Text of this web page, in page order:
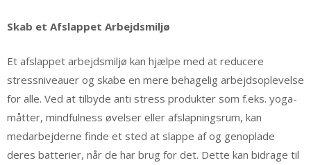
Skab et Afslappet Arbejdsmiljø
Et afslappet arbejdsmiljø kan hjælpe med at reducere
stressniveauer og skabe en mere behagelig arbejdsoplevelse
for alle. Ved at tilbyde anti stress produkter som f.eks. yoga-
måtter, mindfulness øvelser eller afslapningsrum, kan
medarbejderne finde et sted at slappe af og genoplade
deres batterier, når de har brug for det. Dette kan bidrage til